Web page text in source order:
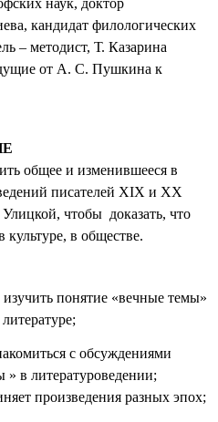
наук, доктор
кандидат филологических
– методист, Т. Казарина
от А. С. Пушкина к
общее и изменившееся в
писателей XIX и XX
чтобы доказать, что
в обществе.
изучить понятие «вечные темы»
с обсуждениями
» в литературоведении;
произведения разных эпох;